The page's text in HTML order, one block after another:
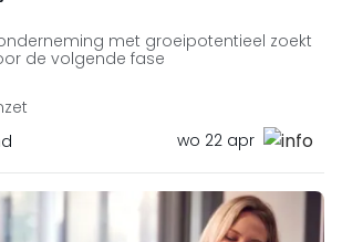
met groeipotentieel zoekt
de volgende fase
wo 22 apr